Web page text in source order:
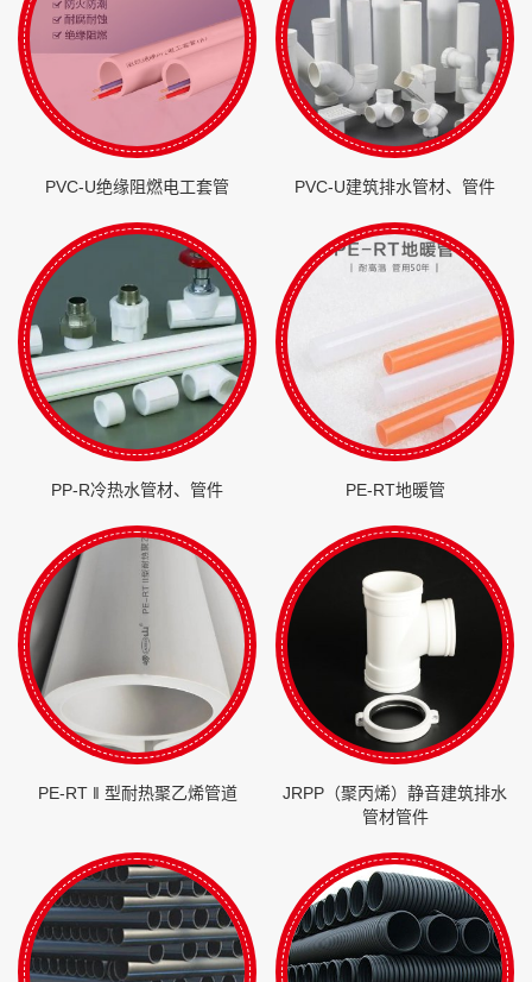
PVC-U绝缘阻燃电工套管 PVC-U建筑排水管材、管件
PP-R冷热水管材、管件 PE-RT地暖管
PE-RT ‖ 型耐热聚乙烯管道
JRPP（聚丙烯）静音建筑排水
管材管件